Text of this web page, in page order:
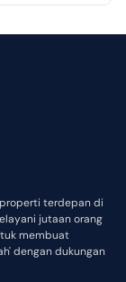
terdepan di
jutaan orang
membuat
dengan dukungan